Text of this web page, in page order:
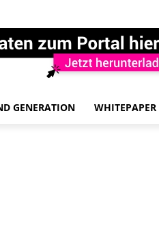
GENERATION WHITEPAPER